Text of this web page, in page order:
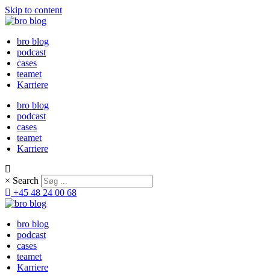
Skip to content
bro blog
podcast
cases
teamet
Karriere
bro blog
podcast
cases
teamet
Karriere
× Search
+45 48 24 00 68
bro blog
podcast
cases
teamet
Karriere